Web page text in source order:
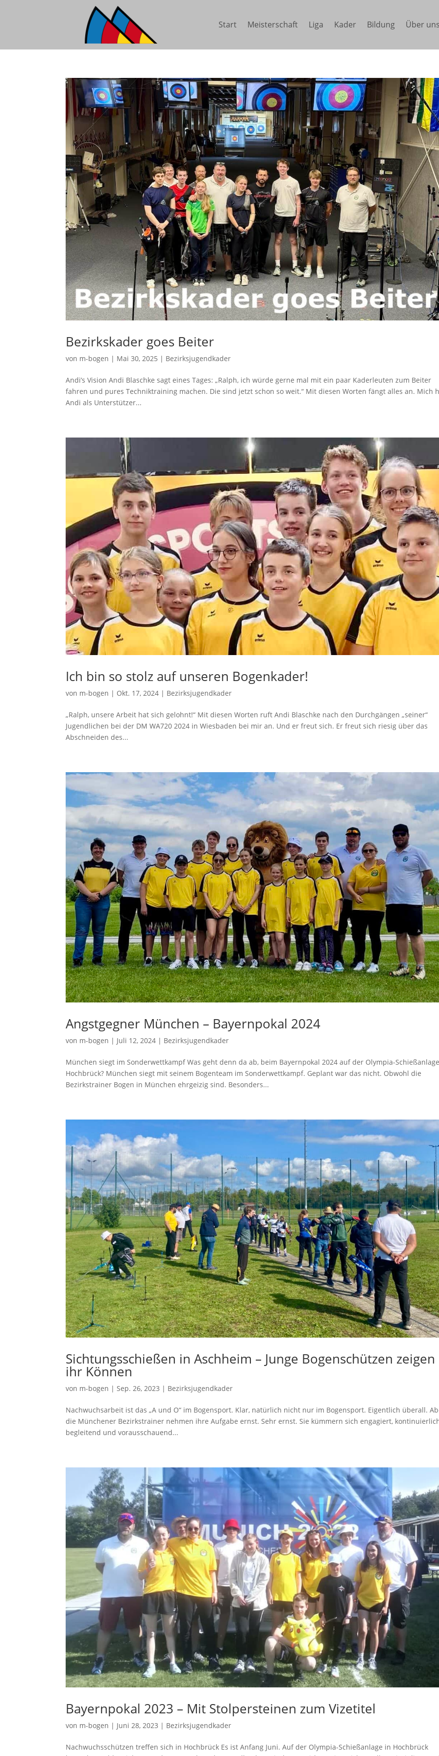
Start Meisterschaft Liga Kader Bildung Über
Bezirkskader goes Beiter
von m-bogen | Mai 30, 2025 | Bezirksjugendkader
Andi’s Vision Andi Blaschke sagt eines Tages: „Ralph, ich würde gerne mal mit ein paar Kaderleuten zum Beiter
fahren und pures Techniktraining machen. Die sind jetzt schon so weit.“ Mit diesen Worten fängt alles an. Mich
Andi als Unterstützer...
Ich bin so stolz auf unseren Bogenkader!
von m-bogen | Okt. 17, 2024 | Bezirksjugendkader
„Ralph, unsere Arbeit hat sich gelohnt!“ Mit diesen Worten ruft Andi Blaschke nach den Durchgängen „seiner“
Jugendlichen bei der DM WA720 2024 in Wiesbaden bei mir an. Und er freut sich. Er freut sich riesig über das
Abschneiden des...
Angstgegner München – Bayernpokal 2024
von m-bogen | Juli 12, 2024 | Bezirksjugendkader
München siegt im Sonderwettkampf Was geht denn da ab, beim Bayernpokal 2024 auf der Olympia-
Hochbrück? München siegt mit seinem Bogenteam im Sonderwettkampf. Geplant war das nicht. Obwohl die
Bezirkstrainer Bogen in München ehrgeizig sind. Besonders...
Sichtungsschießen in Aschheim – Junge Bogenschützen zeigen
ihr Können
von m-bogen |Sep. 26, 2023 | Bezirksjugendkader
Nachwuchsarbeit ist das „A und O“ im Bogensport. Klar, natürlich nicht nur im Bogensport. Eigentlich überall.
die Münchener Bezirkstrainer nehmen ihre Aufgabe ernst. Sehr ernst. Sie kümmern sich engagiert,
begleitend und vorausschauend...
Bayernpokal 2023 – Mit Stolpersteinen zum Vizetitel
von m-bogen | Juni 28, 2023 | Bezirksjugendkader
Nachwuchsschützen treffen sich in Hochbrück Es ist Anfang Juni. Auf der Olympia-Schießanlage in Hochbrück